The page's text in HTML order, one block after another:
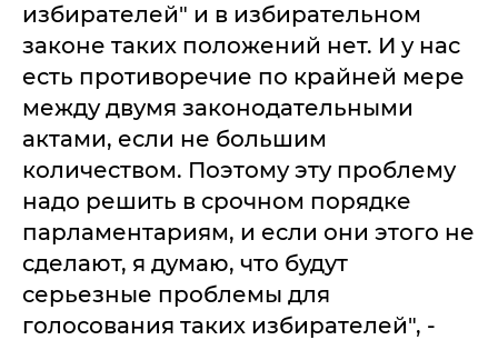
избирателей" и в избирательном
законе таких положений нет. И у нас
есть противоречие по крайней мере
между двумя законодательными
актами, если не большим
количеством. Поэтому эту проблему
надо решить в срочном порядке
парламентариям, и если они этого не
сделают, я думаю, что будут
серьезные проблемы для
голосования таких избирателей", -